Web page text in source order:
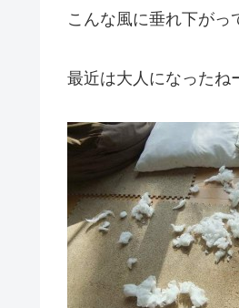
こんな風に垂れ下がっ
最近は大人になったね